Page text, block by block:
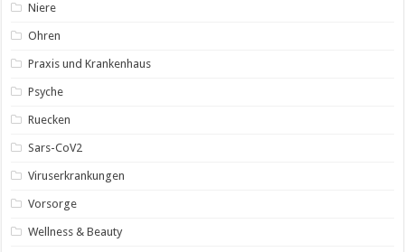
Niere
Ohren
Praxis und Krankenhaus
Psyche
Ruecken
Sars-CoV2
Viruserkrankungen
Vorsorge
Wellness & Beauty